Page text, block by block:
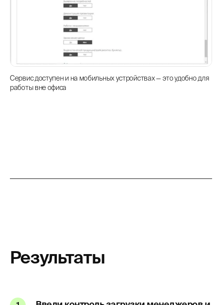
Сервис доступен и на мобильных устройствах — это удобно для
работы вне офиса
Результаты